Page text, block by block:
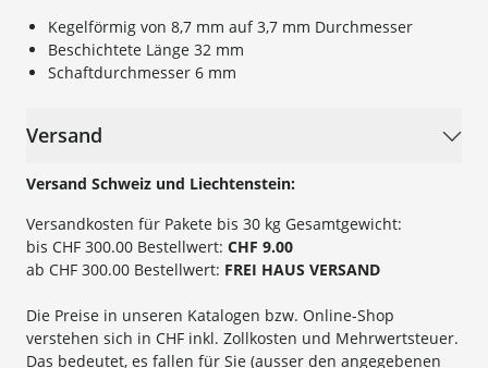
Kegelförmig von 8,7 mm auf 3,7 mm Durchmesser
Beschichtete Länge 32 mm
Schaftdurchmesser 6 mm
Versand
Versand Schweiz und Liechtenstein:
Versandkosten für Pakete bis 30 kg Gesamtgewicht:
bis CHF 300.00 Bestellwert: CHF 9.00
ab CHF 300.00 Bestellwert: FREI HAUS VERSAND
Die Preise in unseren Katalogen bzw. Online-Shop
verstehen sich in CHF inkl. Zollkosten und Mehrwertsteuer.
Das bedeutet, es fallen für Sie (ausser den angegebenen